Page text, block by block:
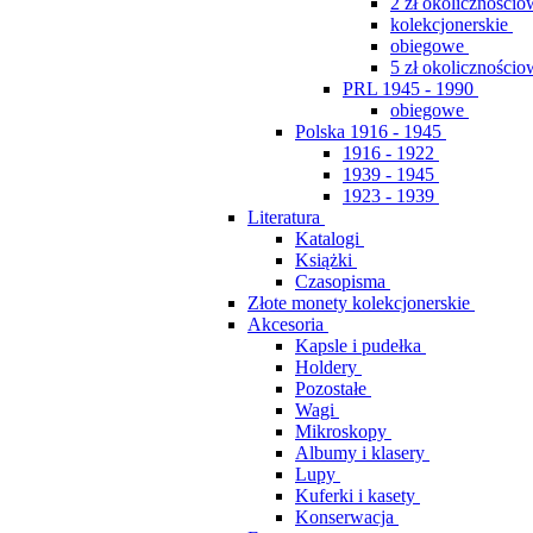
kolekcjonerskie
obiegowe
5 zł
PRL 1945 - 1990
obiegowe
Polska 1916 - 1945
1916 - 1922
1939 - 1945
1923 - 1939
Literatura
Katalogi
Książki
Czasopisma
Złote monety kolekcjonerskie
Akcesoria
Kapsle i pudełka
Holdery
Pozostałe
Wagi
Mikroskopy
Albumy i klasery
Lupy
Kuferki i kasety
Konserwacja